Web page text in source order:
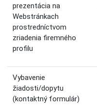
prezentácia na
Webstránkach
prostredníctvom
zriadenia firemného
profilu
Vybavenie
žiadosti/dopytu
(kontaktný formulár)